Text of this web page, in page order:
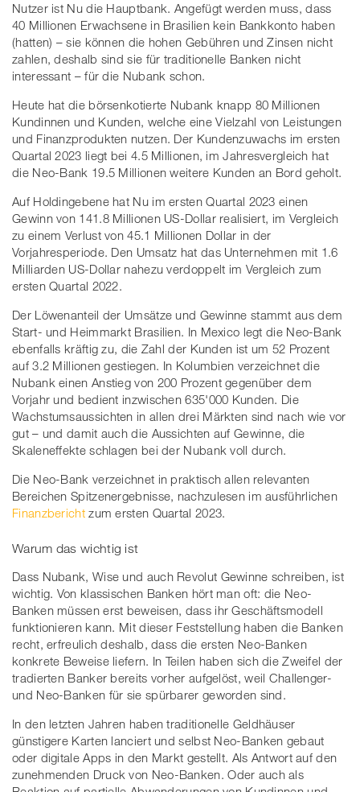
Nutzer ist Nu die Hauptbank. Angefügt werden muss, dass
40 Millionen Erwachsene in Brasilien kein Bankkonto haben
(hatten) – sie können die hohen Gebühren und Zinsen nicht
zahlen, deshalb sind sie für traditionelle Banken nicht
interessant – für die Nubank schon.
Heute hat die börsenkotierte Nubank knapp 80 Millionen
Kundinnen und Kunden, welche eine Vielzahl von Leistungen
und Finanzprodukten nutzen. Der Kundenzuwachs im ersten
Quartal 2023 liegt bei 4.5 Millionen, im Jahresvergleich hat
die Neo-Bank 19.5 Millionen weitere Kunden an Bord geholt.
Auf Holdingebene hat Nu im ersten Quartal 2023 einen
Gewinn von 141.8 Millionen US-Dollar realisiert, im Vergleich
zu einem Verlust von 45.1 Millionen Dollar in der
Vorjahresperiode. Den Umsatz hat das Unternehmen mit 1.6
Milliarden US-Dollar nahezu verdoppelt im Vergleich zum
ersten Quartal 2022.
Der Löwenanteil der Umsätze und Gewinne stammt aus dem
Start- und Heimmarkt Brasilien. In Mexico legt die Neo-Bank
ebenfalls kräftig zu, die Zahl der Kunden ist um 52 Prozent
auf 3.2 Millionen gestiegen. In Kolumbien verzeichnet die
Nubank einen Anstieg von 200 Prozent gegenüber dem
Vorjahr und bedient inzwischen 635'000 Kunden. Die
Wachstumsaussichten in allen drei Märkten sind nach wie vor
gut – und damit auch die Aussichten auf Gewinne, die
Skaleneffekte schlagen bei der Nubank voll durch.
Die Neo-Bank verzeichnet in praktisch allen relevanten
Bereichen Spitzenergebnisse, nachzulesen im ausführlichen
Finanzberichtzum ersten Quartal 2023.
Warum das wichtig ist
Dass Nubank, Wise und auch Revolut Gewinne schreiben, ist
wichtig. Von klassischen Banken hört man oft: die Neo-
Banken müssen erst beweisen, dass ihr Geschäftsmodell
funktionieren kann. Mit dieser Feststellung haben die Banken
recht, erfreulich deshalb, dass die ersten Neo-Banken
konkrete Beweise liefern. In Teilen haben sich die Zweifel der
tradierten Banker bereits vorher aufgelöst, weil Challenger-
und Neo-Banken für sie spürbarer geworden sind.
In den letzten Jahren haben traditionelle Geldhäuser
günstigere Karten lanciert und selbst Neo-Banken gebaut
oder digitale Apps in den Markt gestellt. Als Antwort auf den
zunehmenden Druck von Neo-Banken. Oder auch als